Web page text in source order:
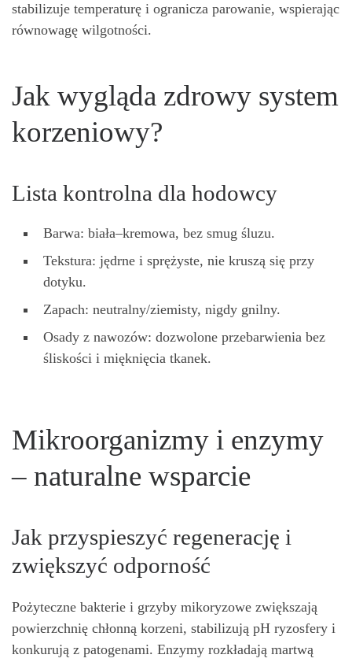
stabilizuje temperaturę i ogranicza parowanie, wspierając
równowagę wilgotności.
Jak wygląda zdrowy system
korzeniowy?
Lista kontrolna dla hodowcy
Barwa: biała–kremowa, bez smug śluzu.
Tekstura: jędrne i sprężyste, nie kruszą się przy
dotyku.
Zapach: neutralny/ziemisty, nigdy gnilny.
Osady z nawozów: dozwolone przebarwienia bez
śliskości i mięknięcia tkanek.
Mikroorganizmy i enzymy
– naturalne wsparcie
Jak przyspieszyć regenerację i
zwiększyć odporność
Pożyteczne bakterie i grzyby mikoryzowe zwiększają
powierzchnię chłonną korzeni, stabilizują pH ryzosfery i
konkurują z patogenami. Enzymy rozkładają martwą